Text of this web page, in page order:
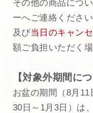
その他の商品につ
ーへご連絡くださ
及び当日のキャン
額ご負担いただく
【対象外期間につ
お盆の期間（8月11
30日～1月3日）は